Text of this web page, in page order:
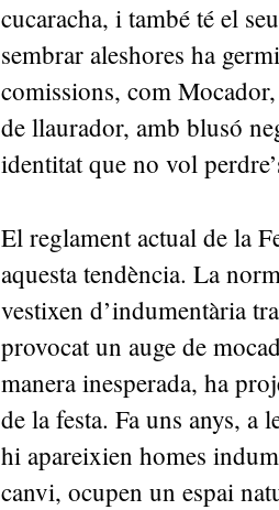
cucaracha, i també té el
sembrar aleshores ha
comissions, com
de llaurador, amb blusó
identitat que no vol
El reglament actual de la
aquesta tendència. La
vestixen d’indumentària
provocat un auge de
manera inesperada, ha
de la festa. Fa uns anys, a
hi apareixien homes
canvi, ocupen un espai